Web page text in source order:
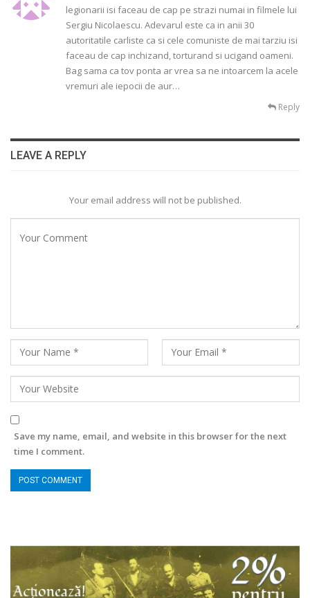
legionarii isi faceau de cap pe strazi numai in filmele lui
Sergiu Nicolaescu. Adevarul este ca in anii 30
autoritatile carliste ca si cele comuniste de mai tarziu isi
faceau de cap inchizand, torturand si ucigand oameni.
Bag sama ca tov ponta ar vrea sa ne intoarcem la acele
vremuri ale iepocii de aur…
Reply
LEAVE A REPLY
Your email address will not be published.
Save my name, email, and website in this browser for the next
time I comment.